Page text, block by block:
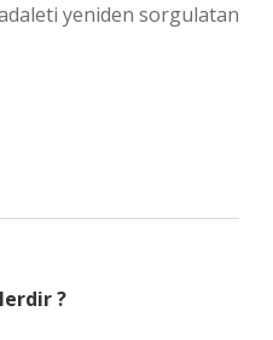
yeniden sorgulatan
?